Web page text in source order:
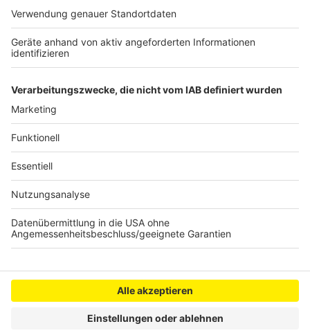
Im Emons Verlag ist das Buch „111 Drehorte
berühmter Filme & Serien in Nordrhein Westfalen“
erschienen. Zu jedem Drehort gibt es eine kurze
Hintergrund-Geschichte. Dazu auch Infos zu
Ausflugstipps in der Nähe etc.
Anzeige
Anzeige